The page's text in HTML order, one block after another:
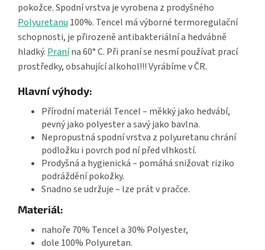
pokožce. Spodní vrstva je vyrobena z prodyšného
Polyuretanu 100%. Tencel má výborné termoregulační
schopnosti, je přirozeně antibakteriální a hedvábně
hladký. Pranína 60° C. Při praní se nesmí používat prací
prostředky, obsahující alkohol!!! Vyrábíme v ČR.
Hlavní výhody:
Přírodní materiál Tencel – měkký jako hedvábí,
pevný jako polyester a savý jako bavlna.
Nepropustná spodní vrstva z polyuretanu chrání
podložku i povrch pod ní před vlhkostí.
Prodyšná a hygienická – pomáhá snižovat riziko
podráždění pokožky.
Snadno se udržuje – lze prát v pračce.
Materiál:
nahoře 70% Tencel a 30% Polyester,
dole 100% Polyuretan.